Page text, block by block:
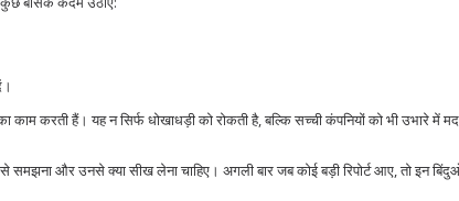
करती हैं। यह न सिर्फ धोखाधड़ी को रोकती है, बल्कि सच्ची कंपनियों को भी उभारे में
और उनसे क्या सीख लेना चाहिए। अगली बार जब कोई बड़ी रिपोर्ट आए, तो इन